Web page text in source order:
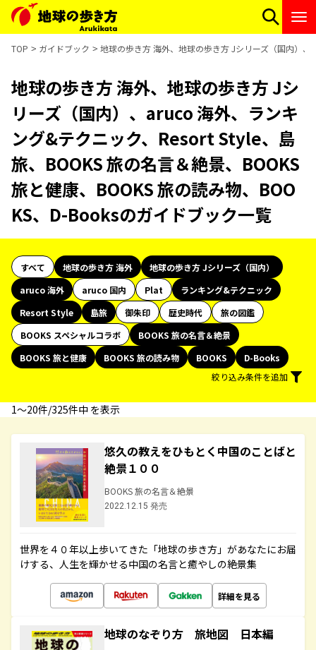
TOP ガイドブック 地球の歩き方 海外、地球の歩き方 Jシリーズ（国内）
地球の歩き方 海外、地球の歩き方 Jシ
リーズ（国内）、aruco 海外、ランキ
ング&テクニック、Resort Style、島
旅、BOOKS 旅の名言＆絶景、BOOKS
旅と健康、BOOKS 旅の読み物、BOO
KS、D-Booksのガイドブック一覧
すべて 地球の歩き方 海外
地球の歩き方 Jシリーズ（国内）
aruco 海外
aruco 国内 Plat
ランキング&テクニック
Resort Style
島旅 御朱印 歴史時代
旅の図鑑
BOOKS スペシャルコラボ
BOOKS 旅の名言＆絶景
BOOKS 旅と健康
BOOKS 旅の読み物 BOOKS
D-Books
絞り込み条件を追加
1〜20件/325件中 を表示
悠久の教えをひもとく中国のことばと
絶景１００
BOOKS 旅の名言＆絶景
2022.12.15 発売
世界を４０年以上歩いてきた「地球の歩き方」があなたにお届
けする、人生を輝かせる中国の名言と癒やしの絶景集
詳細を見る
地球のなぞり方 旅地図 日本編